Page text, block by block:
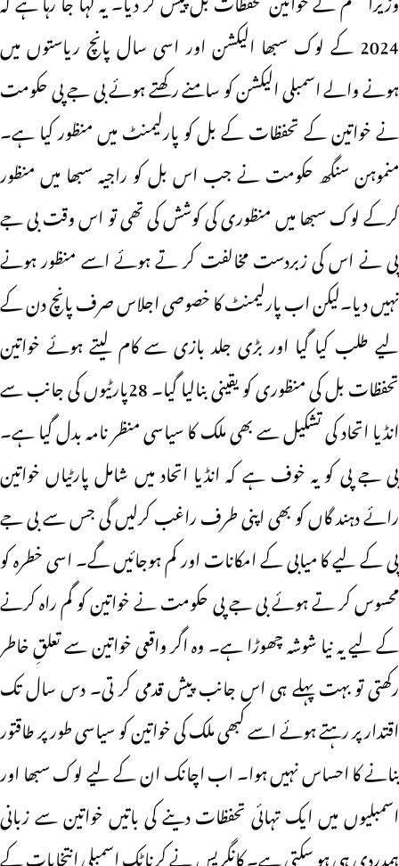
2024 کے لوک سبھا الیکشن اور اسی سال پانچ ریاستوں میں
ہونے والے اسمبلی الیکشن کو سامنے رکھتے ہوئے بی جے پی حکومت
نے خواتین کے تحفظات کے بل کو پارلیمنٹ میں منظور کیا ہے۔
منموہن سنگھ حکومت نے جب اس بل کو راجیہ سبھا میں منظور
کرکے لوک سبھا میں منظوری کی کوشش کی تھی تو اس وقت بی جے
پی نے اس کی زبردست مخالفت کر تے ہوئے اسے منظور ہونے
نہیں دیا۔لیکن اب پارلیمنٹ کا خصوصی اجلاس صرف پانچ دن کے
لیے طلب کیا گیا اور بڑی جلد بازی سے کام لیتے ہوئے خواتین
تحفظات بل کی منظوری کو یقینی بنالیا گیا۔ 28پارٹیوں کی جانب سے
انڈیا اتحاد کی تشکیل سے بھی ملک کا سیاسی منظر نامہ بدل گیا ہے۔
بی جے پی کو یہ خوف ہے کہ انڈیا اتحاد میں شامل پارٹیاں خواتین
رائے دہند گاں کو بھی اپنی طرف راغب کرلیں گی جس سے بی جے
پی کے لیے کا میابی کے امکانات اور کم ہوجائیں گے۔ اسی خطرہ کو
محسوس کر تے ہوئے بی جے پی حکومت نے خواتین کو گم راہ کرنے
کے لیے یہ نیا شوشہ چھوڑا ہے۔ وہ اگر واقعی خواتین سے تعلقِ خاطر
رکھتی تو بہت پہلے ہی اس جانب پیش قدمی کر تی۔ دس سال تک
اقتدار پر رہتے ہوئے اسے کبھی ملک کی خواتین کو سیاسی طور پر طاقتور
بنانے کا احساس نہیں ہوا۔ اب اچانک ان کے لیے لوک سبھا اور
اسمبلیوں میں ایک تہائی تحفظات دینے کی باتیں خواتین سے زبانی
ہمدردی ہی ہو سکتی ہے۔ کانگریس نے کرناٹک اسمبلی انتخابات کے